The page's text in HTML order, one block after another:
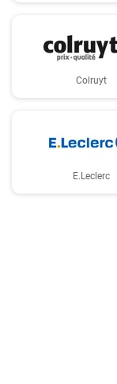
Colruyt
E.Leclerc